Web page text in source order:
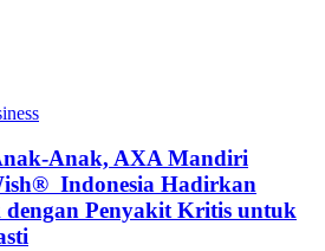
Anak, AXA Mandiri
Indonesia Hadirkan
Penyakit Kritis untuk